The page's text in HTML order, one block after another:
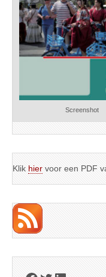
Screenshot
Klik hier voor een PDF